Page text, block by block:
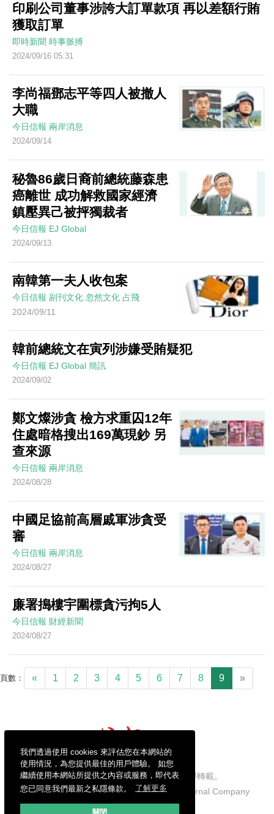
我們透過使用 cookies 來評估您在本網站的
使用情況，為您提供最佳的用戶體驗。 如您
繼續使用本網站所提供之內容或服務，即代表
您已同意我們最新之私隱條款。
了解更多
關閉
印刷公司董事涉誇大訂單款項 再以差額行賄
獲取訂單
即時新聞 時事脈搏
2024/09/16 05:31
李尚福鄧志平等四人被撤人
大職
今日信報 兩岸消息
2024/09/14
秘魯86歲日裔前總統藤森患
癌離世 成功解救國家經濟
鎮壓異己被抨獨裁者
今日信報 EJ Global
2024/09/13
南韓第一夫人收包案
今日信報 副刊文化 忽然文化 占飛
2024/09/11
韓前總統文在寅列涉嫌受賄疑犯
今日信報 EJ Global 簡訊
2024/09/02
鄭文燦涉貪 檢方求重囚12年
住處暗格搜出169萬現鈔 另
查來源
今日信報 兩岸消息
2024/08/28
中國足協前高層戚軍涉貪受
審
今日信報 兩岸消息
2024/08/27
廉署搗樓宇圍標貪污拘5人
今日信報 財經新聞
2024/08/27
頁數： « 1 2 3 4 5 6 7 8 9 »
信報財經新聞有限公司版權所有，不得轉載。
Copyright © 2026 Hong Kong Economic Journal Company
Limited. All rights reserved.